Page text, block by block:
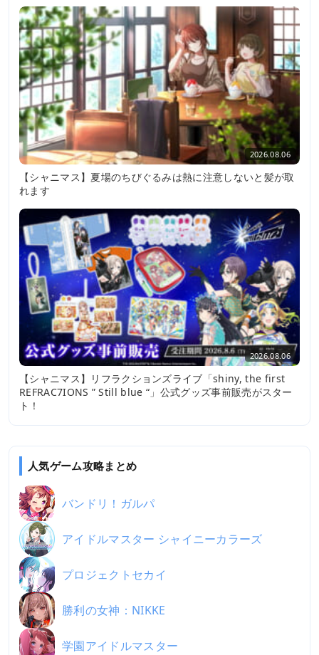
2026.08.06
【シャニマス】夏場のちびぐるみは熱に注意しないと髪が取
れます
2026.08.06
【シャニマス】リフラクションズライブ「shiny, the first
REFRAC7IONS ” Still blue “」公式グッズ事前販売がスター
ト！
人気ゲーム攻略まとめ
バンドリ！ガルパ
アイドルマスター シャイニーカラーズ
プロジェクトセカイ
勝利の女神：NIKKE
学園アイドルマスター